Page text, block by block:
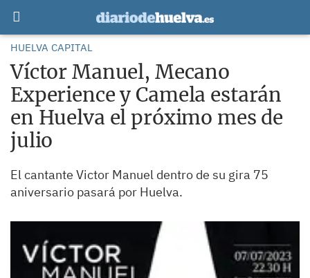
HUELVA CAPITAL
Víctor Manuel, Mecano
Experience y Camela estarán
en Huelva el próximo mes de
julio
El cantante Victor Manuel dentro de su gira 75
aniversario pasará por Huelva.